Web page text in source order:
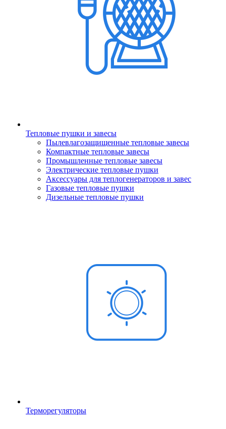
Тепловые пушки и завесы
Пылевлагозащищенные тепловые завесы
Компактные тепловые завесы
Промышленные тепловые завесы
Электрические тепловые пушки
Аксессуары для теплогенераторов и завес
Газовые тепловые пушки
Дизельные тепловые пушки
Терморегуляторы